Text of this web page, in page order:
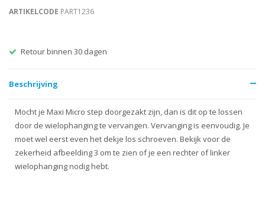
ARTIKELCODE PART1236
Retour binnen 30 dagen
Beschrijving
Mocht je Maxi Micro step doorgezakt zijn, dan is dit op te lossen
door de wielophanging te vervangen. Vervanging is eenvoudig. Je
moet wel eerst even het dekje los schroeven. Bekijk voor de
zekerheid afbeelding 3 om te zien of je een rechter of linker
wielophanging nodig hebt.